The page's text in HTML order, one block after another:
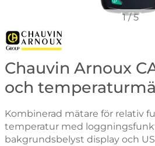
1/5
Gå till varumärkessidan för
Chauvin Arnoux
och
Kombinerad mätare för relativ
temperatur med
bakgrundsbelyst display och